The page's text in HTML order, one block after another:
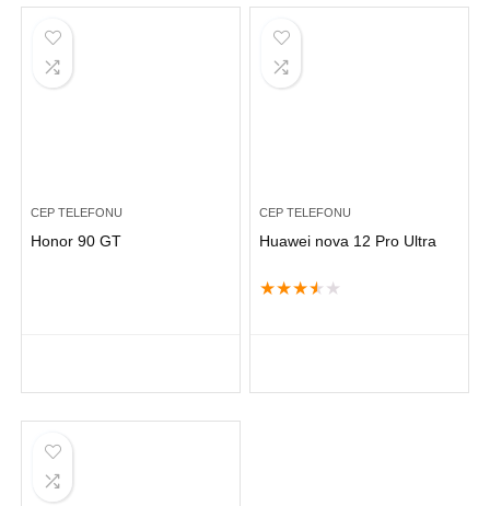
CEP TELEFONU
Honor 90 GT
CEP TELEFONU
Huawei nova 12 Pro Ultra
★★★★ ★